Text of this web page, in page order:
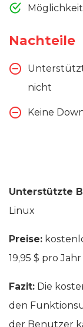
Nachteile
nicht
Keine
Unterstützte
Linux
Preise:
19,95 $ pro
Fazit: Die
den
der Benutzer